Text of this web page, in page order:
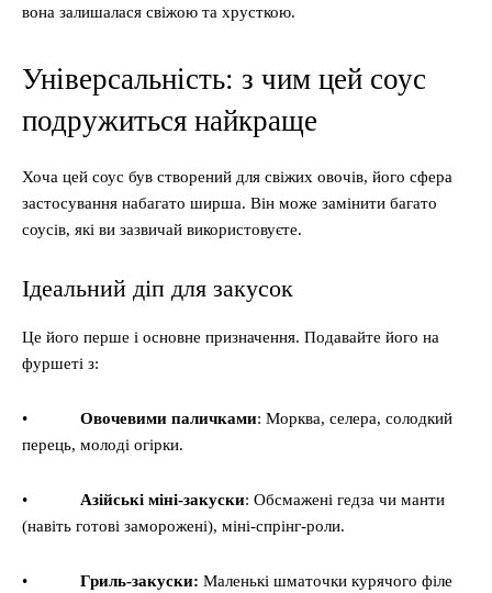
вона залишалася свіжою та хрусткою.
Універсальність: з чим цей соус
подружиться найкраще
Хоча цей соус був створений для свіжих овочів, його сфера
застосування набагато ширша. Він може замінити багато
соусів, які ви зазвичай використовуєте.
Ідеальний діп для закусок
Це його перше і основне призначення. Подавайте його на
фуршеті з:
• Овочевими паличками: Морква, селера, солодкий
перець, молоді огірки.
• Азійські міні-закуски: Обсмажені гедза чи манти
(навіть готові заморожені), міні-спрінг-роли.
• Гриль-закуски: Маленькі шматочки курячого філе